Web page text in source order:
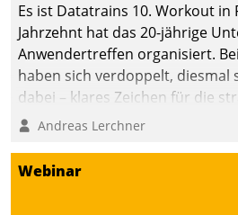
Es ist Datatrains 10. Workout in
Jahrzehnt hat das 20-jährige
Anwendertreffen organisiert.
haben sich verdoppelt, diesmal
dabei – klares Zeichen für die
Fokussierung auf den Kunden.
Andreas Lerchner
Webinar